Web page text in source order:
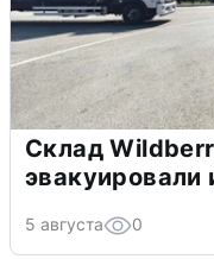
Склад
5 августа 0